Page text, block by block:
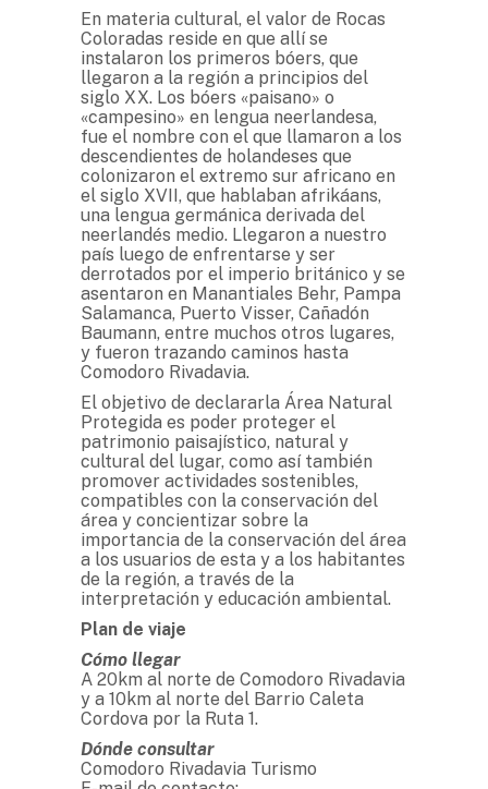
En materia cultural, el valor de Rocas
Coloradas reside en que allí se
instalaron los primeros bóers, que
llegaron a la región a principios del
siglo XX. Los bóers «paisano» o
«campesino» en lengua neerlandesa,
fue el nombre con el que llamaron a los
descendientes de holandeses que
colonizaron el extremo sur africano en
el siglo XVII, que hablaban afrikáans,
una lengua germánica derivada del
neerlandés medio. Llegaron a nuestro
país luego de enfrentarse y ser
derrotados por el imperio británico y se
asentaron en Manantiales Behr, Pampa
Salamanca, Puerto Visser, Cañadón
Baumann, entre muchos otros lugares,
y fueron trazando caminos hasta
Comodoro Rivadavia.
El objetivo de declararla Área Natural
Protegida es poder proteger el
patrimonio paisajístico, natural y
cultural del lugar, como así también
promover actividades sostenibles,
compatibles con la conservación del
área y concientizar sobre la
importancia de la conservación del área
a los usuarios de esta y a los habitantes
de la región, a través de la
interpretación y educación ambiental.
Plan de viaje
Cómo llegar
A 20km al norte de Comodoro Rivadavia
y a 10km al norte del Barrio Caleta
Cordova por la Ruta 1.
Dónde consultar
Comodoro Rivadavia Turismo